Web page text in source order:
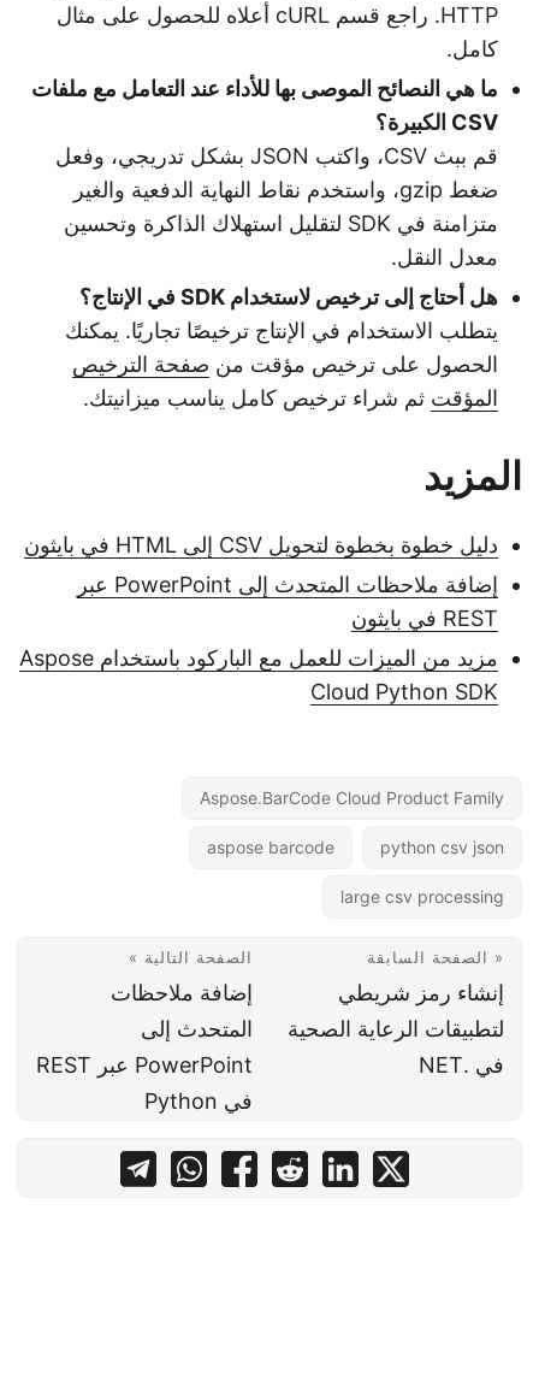
HTTP. راجع قسم cURL أعلاه للحصول على مثال
كامل.
ما هي النصائح الموصى بها للأداء عند التعامل مع ملفات
CSV الكبيرة؟
قم ببث CSV، واكتب JSON بشكل تدريجي، وفعل
ضغط gzip، واستخدم نقاط النهاية الدفعية والغير
متزامنة في SDK لتقليل استهلاك الذاكرة وتحسين
معدل النقل.
هل أحتاج إلى ترخيص لاستخدام SDK في الإنتاج؟
يتطلب الاستخدام في الإنتاج ترخيصًا تجاريًا. يمكنك
الحصول على ترخيص مؤقت منصفحة الترخيص
المؤقتثم شراء ترخيص كامل يناسب ميزانيتك.
المزيد
دليل خطوة بخطوة لتحويل CSV إلى HTML في بايثون
إضافة ملاحظات المتحدث إلى PowerPoint عبر
REST في بايثون
مزيد من الميزات للعمل مع الباركود باستخدام Aspose
Cloud Python SDK
Aspose.BarCode Cloud Product Family
python csv json
aspose barcode
large csv processing
« الصفحة السابقة
إنشاء رمز شريطي
لتطبيقات الرعاية الصحية
في .NET
الصفحة التالية »
إضافة ملاحظات
المتحدث إلى
PowerPoint عبر REST
في Python